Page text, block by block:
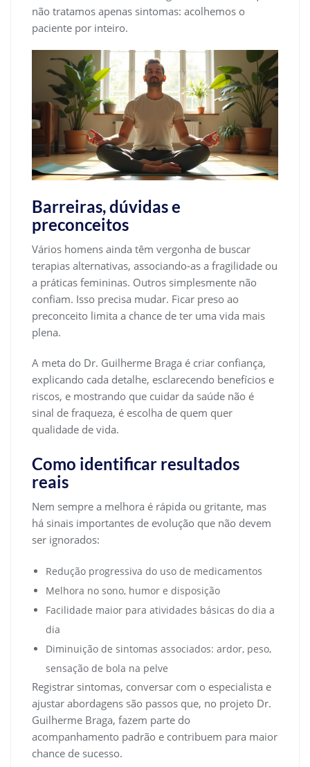
não tratamos apenas sintomas: acolhemos o
paciente por inteiro.
Barreiras, dúvidas e
preconceitos
Vários homens ainda têm vergonha de buscar
terapias alternativas, associando-as a fragilidade ou
a práticas femininas. Outros simplesmente não
confiam. Isso precisa mudar. Ficar preso ao
preconceito limita a chance de ter uma vida mais
plena.
A meta do Dr. Guilherme Braga é criar confiança,
explicando cada detalhe, esclarecendo benefícios e
riscos, e mostrando que cuidar da saúde não é
sinal de fraqueza, é escolha de quem quer
qualidade de vida.
Como identificar resultados
reais
Nem sempre a melhora é rápida ou gritante, mas
há sinais importantes de evolução que não devem
ser ignorados:
Redução progressiva do uso de medicamentos
Melhora no sono, humor e disposição
Facilidade maior para atividades básicas do dia a
dia
Diminuição de sintomas associados: ardor, peso,
sensação de bola na pelve
Registrar sintomas, conversar com o especialista e
ajustar abordagens são passos que, no projeto Dr.
Guilherme Braga, fazem parte do
acompanhamento padrão e contribuem para maior
chance de sucesso.